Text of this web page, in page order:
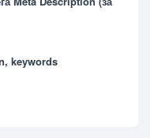
keywords